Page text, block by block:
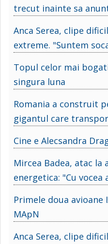
trecut inainte sa
Anca Serea, clipe
extreme. "Suntem
Topul celor mai
singura luna
Romania a construit
gigantul care
Cine e Alecsandra
Mircea Badea, atac
energetica: "Cu vocea
Primele doua avioane
MApN
Anca Serea, clipe